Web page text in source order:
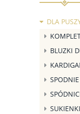
DLA
BLUZKI